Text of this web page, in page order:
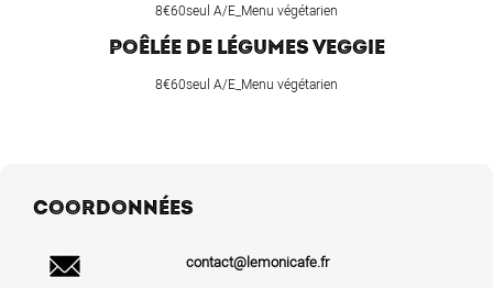
8€60seul A/E_Menu végétarien
POÊLÉE DE LÉGUMES VEGGIE
8€60seul A/E_Menu végétarien
COORDONNÉES
contact@lemonicafe.fr